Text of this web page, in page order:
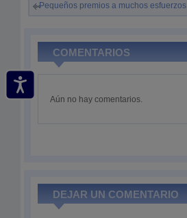
Pequeños premios a muchos esfuerzos
COMENTARIOS
Aún no hay comentarios.
DEJAR UN COMENTARIO